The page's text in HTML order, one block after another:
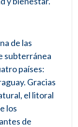
de las
subterránea
países:
Gracias
el litoral
los
de